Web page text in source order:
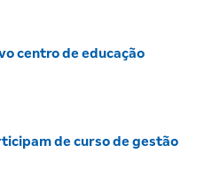
centro de educação
de curso de gestão